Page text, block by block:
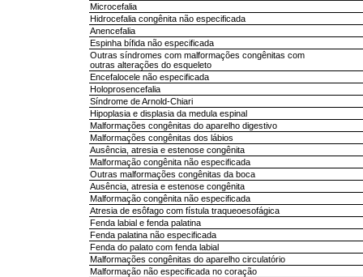
Microcefalia
Hidrocefalia congênita não especificada
Anencefalia
Espinha bífida não especificada
Outras síndromes com malformações congênitas com
outras alterações do esqueleto
Encefalocele não especificada
Holoprosencefalia
Síndrome de Arnold-Chiari
Hipoplasia e displasia da medula espinal
Malformações congênitas do aparelho digestivo
Malformações congênitas dos lábios
Ausência, atresia e estenose congênita
Malformação congênita não especificada
Outras malformações congênitas da boca
Ausência, atresia e estenose congênita
Malformação congênita não especificada
Atresia de esôfago com fístula traqueoesofágica
Fenda labial e fenda palatina
Fenda palatina não especificada
Fenda do palato com fenda labial
Malformações congênitas do aparelho circulatório
Malformação não especificada no coração